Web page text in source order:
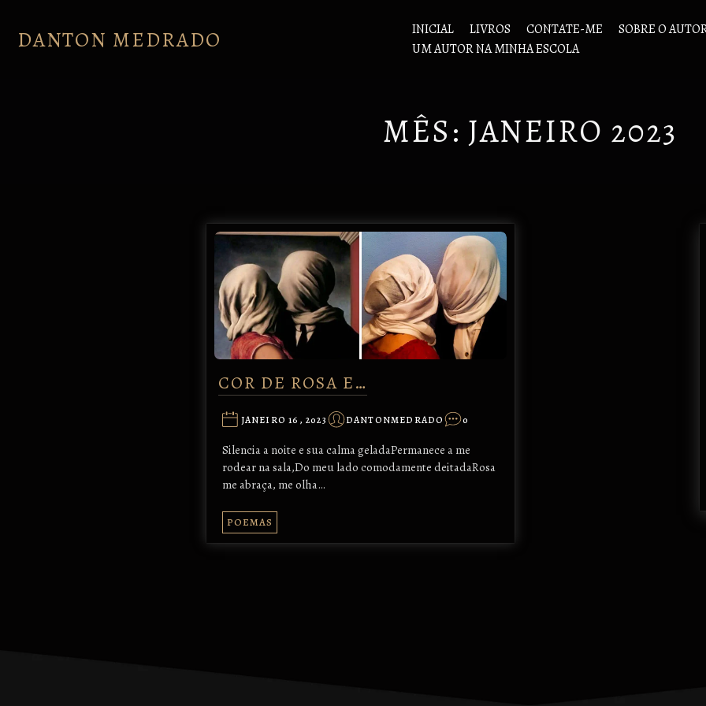
contentDANTON MEDRADO INICIAL LIVROS CONTATE-ME SOBRE O
UM AUTOR NA MINHA ESCOLA
MÊS: JANEIRO 2023
COR DE ROSA E…
JANEIRO 16, 2023 DANTONMEDRADO 0
Silencia a noite e sua calma geladaPermanece a me
rodear na sala,Do meu lado comodamente deitadaRosa
me abraça, me olha…
POEMAS